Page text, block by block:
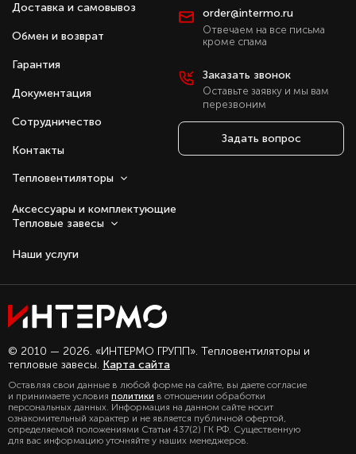
Доставка и самовывоз
Обмен и возврат
Гарантия
Документация
Сотрудничество
Контакты
Тепловентиляторы
Аксессуары и комплектующие
Тепловые завесы
Наши услуги
order@intermo.ru
Отвечаем на все письма
кроме спама
Заказать звонок
Оставьте заявку и мы вам
перезвоним
Задать вопрос
© 2010 — 2026. «ИНТЕРМО ГРУПП». Тепловентиляторы и
тепловые завесы. Карта сайта
Оставляя свои данные в любой форме на сайте, вы даете согласие
и принимаете условия политики в отношении обработки
персональных данных. Информация на данном сайте носит
ознакомительный характер и не является публичной офертой,
определяемой положениями Статьи 437(2) ГК РФ. Существенную
для вас информацию уточняйте у наших менеджеров.
Оставаясь с нами, вы соглашаетесь на
использование файлов куки.
персональных данных, можете
ознакомиться в нашем разделе
политика конфиденциальности